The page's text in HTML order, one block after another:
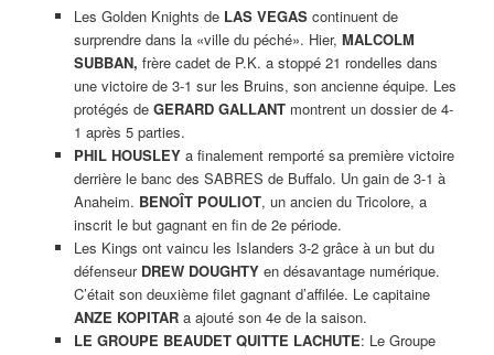
Les Golden Knights de LAS VEGAScontinuent de
surprendre dans la «ville du péché». Hier, MALCOLM
SUBBAN, frère cadet de P.K. a stoppé 21 rondelles dans
une victoire de 3-1 sur les Bruins, son ancienne équipe. Les
protégés de GERARD GALLANTmontrent un dossier de 4-
1 après 5 parties.
PHIL HOUSLEYa finalement remporté sa première victoire
derrière le banc des SABRES de Buffalo. Un gain de 3-1 à
Anaheim. BENOÎT POULIOT, un ancien du Tricolore, a
inscrit le but gagnant en fin de 2e période.
Les Kings ont vaincu les Islanders 3-2 grâce à un but du
défenseur DREW DOUGHTY en désavantage numérique.
C’était son deuxième filet gagnant d’affilée. Le capitaine
ANZE KOPITARa ajouté son 4e de la saison.
LE GROUPE BEAUDET QUITTE LACHUTE: Le Groupe